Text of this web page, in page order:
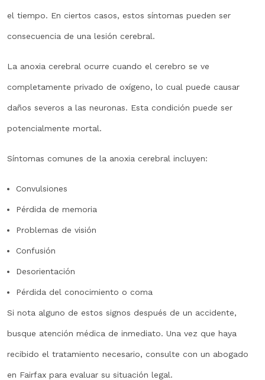
el tiempo. En ciertos casos, estos síntomas pueden ser
consecuencia de una lesión cerebral.
La anoxia cerebral ocurre cuando el cerebro se ve
completamente privado de oxígeno, lo cual puede causar
daños severos a las neuronas. Esta condición puede ser
potencialmente mortal.
Síntomas comunes de la anoxia cerebral incluyen:
Convulsiones
Pérdida de memoria
Problemas de visión
Confusión
Desorientación
Pérdida del conocimiento o coma
Si nota alguno de estos signos después de un accidente,
busque atención médica de inmediato. Una vez que haya
recibido el tratamiento necesario, consulte con un abogado
en Fairfax para evaluar su situación legal.